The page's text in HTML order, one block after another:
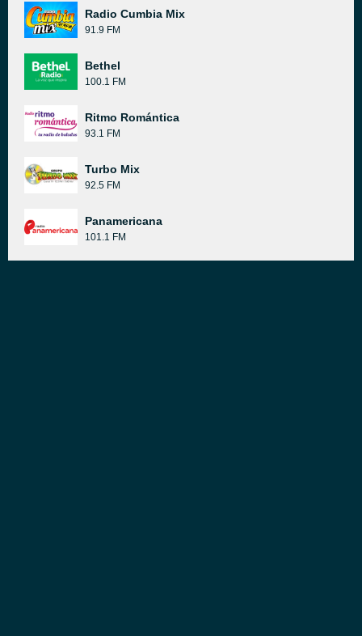
Radio Cumbia Mix
91.9 FM
Bethel
100.1 FM
Ritmo Romántica
93.1 FM
Turbo Mix
92.5 FM
Panamericana
101.1 FM